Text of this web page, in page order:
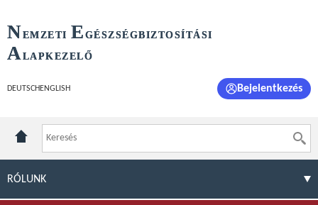
NEMZETI E GÉSZSÉGBIZTOSÍTÁSI
ALAPKEZELŐ
DEUTSCH ENGLISH Bejelentkezés
RÓLUNK